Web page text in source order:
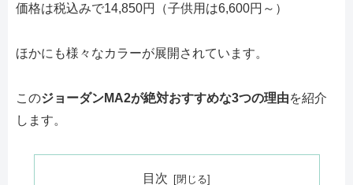
価格は税込みで14,850円（子供用は6,600円～）
ほかにも様々なカラーが展開されています。
このジョーダンMA2が絶対おすすめな3つの理由を紹介
します。
目次